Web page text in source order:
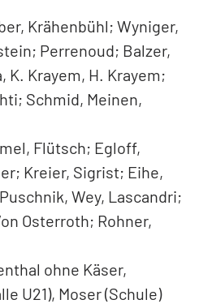
Krähenbühl; Wyniger,
Perrenoud; Balzer,
K. Krayem, H. Krayem;
Schmid, Meinen,
Flütsch; Egloff,
Kreier, Sigrist; Eihe,
Wey, Lascandri;
Osterroth; Rohner,
ohne Käser,
U21), Moser (Schule)